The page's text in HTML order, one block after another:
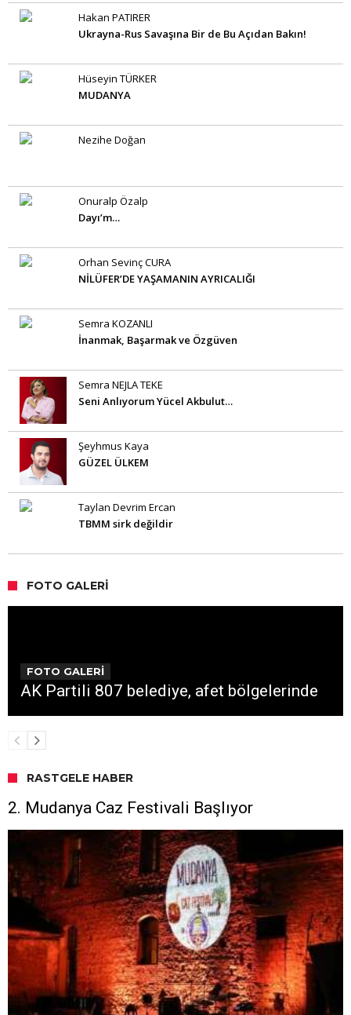
Hakan PATIRER
Ukrayna-Rus Savaşına Bir de Bu Açıdan Bakın!
Hüseyin TÜRKER
MUDANYA
Nezihe Doğan
Onuralp Özalp
Dayı’m…
Orhan Sevinç CURA
NİLÜFER’DE YAŞAMANIN AYRICALIĞI
Semra KOZANLI
İnanmak, Başarmak ve Özgüven
Semra NEJLA TEKE
Seni Anlıyorum Yücel Akbulut…
Şeyhmus Kaya
GÜZEL ÜLKEM
Taylan Devrim Ercan
TBMM sirk değildir
FOTO GALERI
FOTO GALERİ
AK Partili 807 belediye, afet bölgelerinde
RASTGELE HABER
2. Mudanya Caz Festivali Başlıyor